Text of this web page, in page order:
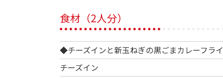
食材（2人分）
◆チーズインと新玉ねぎの黒ごまカレーフライ
チーズイン